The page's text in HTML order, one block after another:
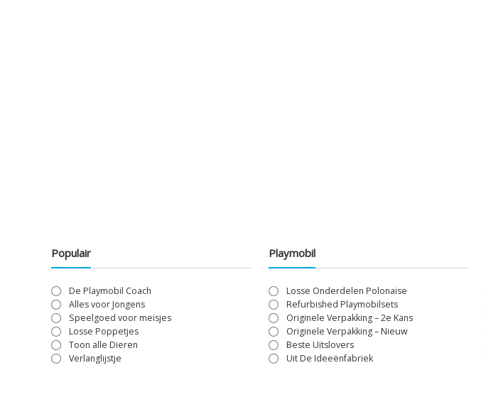
Populair
De Playmobil Coach
Alles voor Jongens
Speelgoed voor meisjes
Losse Poppetjes
Toon alle Dieren
Verlanglijstje
Playmobil
Losse Onderdelen Polonaise
Refurbished Playmobilsets
Originele Verpakking – 2e Kans
Originele Verpakking – Nieuw
Beste Uitslovers
Uit De Ideeënfabriek